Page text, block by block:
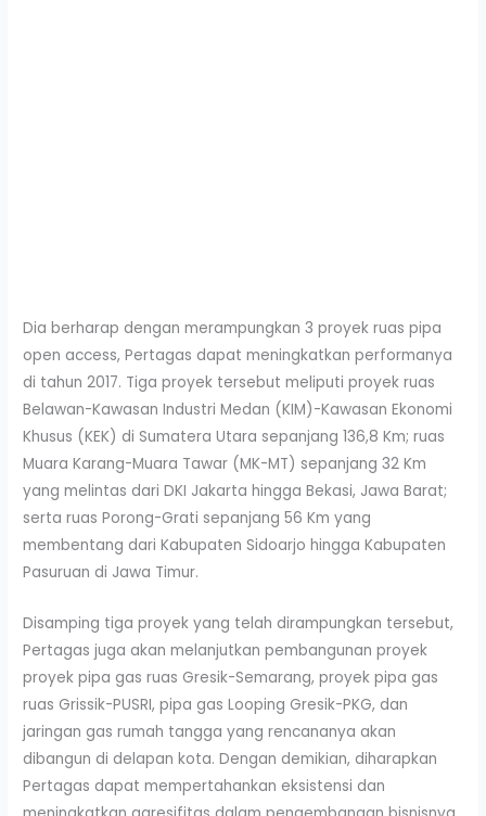
Dia berharap dengan merampungkan 3 proyek ruas pipa
open access, Pertagas dapat meningkatkan performanya
di tahun 2017. Tiga proyek tersebut meliputi proyek ruas
Belawan-Kawasan Industri Medan (KIM)-Kawasan Ekonomi
Khusus (KEK) di Sumatera Utara sepanjang 136,8 Km; ruas
Muara Karang-Muara Tawar (MK-MT) sepanjang 32 Km
yang melintas dari DKI Jakarta hingga Bekasi, Jawa Barat;
serta ruas Porong-Grati sepanjang 56 Km yang
membentang dari Kabupaten Sidoarjo hingga Kabupaten
Pasuruan di Jawa Timur.
Disamping tiga proyek yang telah dirampungkan tersebut,
Pertagas juga akan melanjutkan pembangunan proyek
proyek pipa gas ruas Gresik-Semarang, proyek pipa gas
ruas Grissik-PUSRI, pipa gas Looping Gresik-PKG, dan
jaringan gas rumah tangga yang rencananya akan
dibangun di delapan kota. Dengan demikian, diharapkan
Pertagas dapat mempertahankan eksistensi dan